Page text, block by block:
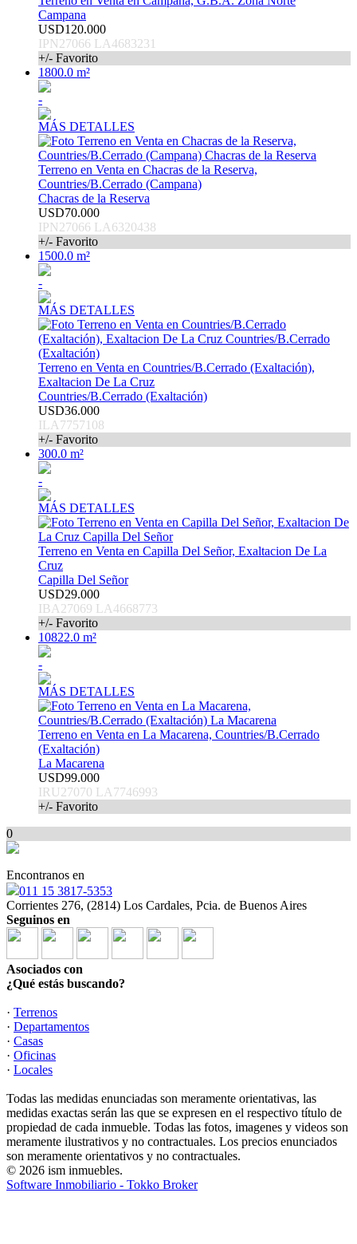
Campana
USD120.000
IPN27066 LA4683231
+/- Favorito
1800.0 m²
-
MÁS DETALLES
Terreno en Venta en Chacras de la Reserva,
Countries/B.Cerrado (Campana)
Chacras de la Reserva
USD70.000
IPN27066 LA6320438
+/- Favorito
1500.0 m²
-
MÁS DETALLES
Terreno en Venta en Countries/B.Cerrado (Exaltación),
Exaltacion De La Cruz
Countries/B.Cerrado (Exaltación)
USD36.000
ILA7757108
+/- Favorito
300.0 m²
-
MÁS DETALLES
Terreno en Venta en Capilla Del Señor, Exaltacion De La
Cruz
Capilla Del Señor
USD29.000
IBA27069 LA4668773
+/- Favorito
10822.0 m²
-
MÁS DETALLES
Terreno en Venta en La Macarena, Countries/B.Cerrado
(Exaltación)
La Macarena
USD99.000
IRU27070 LA7746993
+/- Favorito
0
Encontranos en
011 15 3817-5353
Corrientes 276, (2814) Los Cardales, Pcia. de Buenos Aires
Seguinos en
Asociados con
¿Qué estás buscando?
· Terrenos
· Departamentos
· Casas
· Oficinas
· Locales
Todas las medidas enunciadas son meramente orientativas, las
medidas exactas serán las que se expresen en el respectivo título de
propiedad de cada inmueble. Todas las fotos, imagenes y videos son
meramente ilustrativos y no contractuales. Los precios enunciados
son meramente orientativos y no contractuales.
© 2026 ism inmuebles.
Software Inmobiliario - Tokko Broker